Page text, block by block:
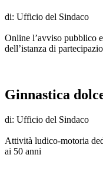
di: Ufficio del Sindaco
Online l’avviso pubblico
dell’istanza di
Ginnastica
di: Ufficio del Sindaco
Attività ludico-motoria
ai 50 anni